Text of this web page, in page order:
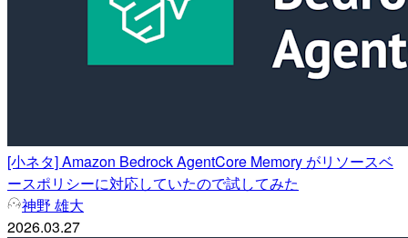
[小ネタ] Amazon Bedrock AgentCore Memory がリソースベ
ースポリシーに対応していたので試してみた
神野 雄大
2026.03.27